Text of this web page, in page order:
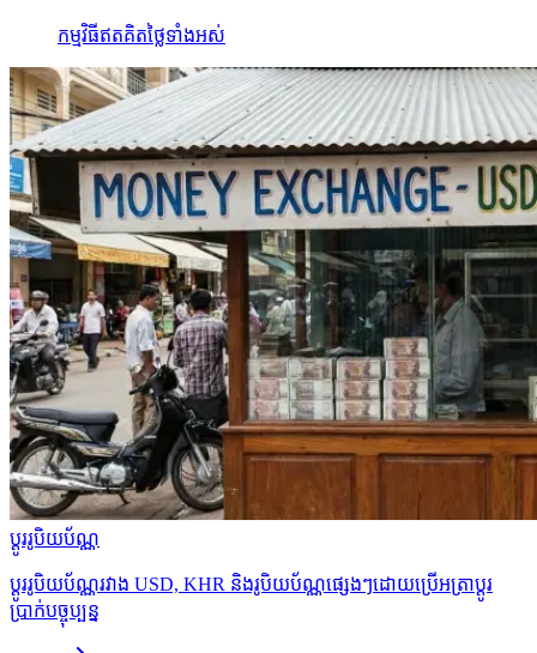
កម្មវិធីឥតគិតថ្លៃទាំងអស់
ប្ដូររូបិយប័ណ្ណ
ប្ដូររូបិយប័ណ្ណរវាង USD, KHR និងរូបិយប័ណ្ណផ្សេងៗដោយប្រើអត្រាប្ដូរ
ប្រាក់បច្ចុប្បន្ន